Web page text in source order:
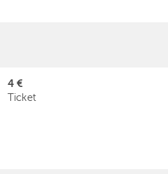
4 €
Ticket